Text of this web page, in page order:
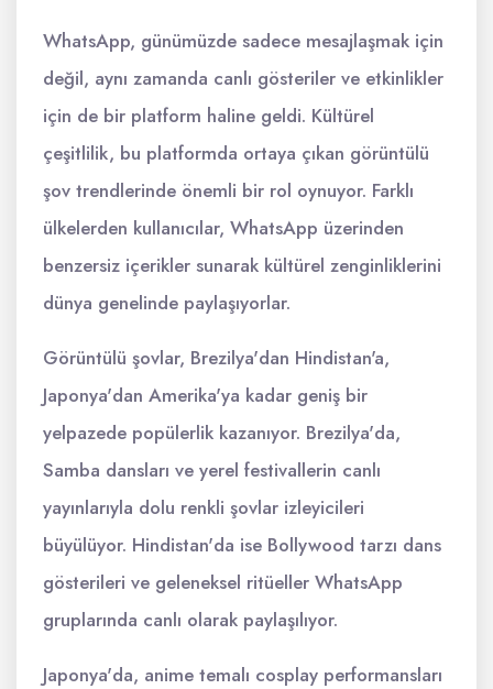
WhatsApp, günümüzde sadece mesajlaşmak için
değil, aynı zamanda canlı gösteriler ve etkinlikler
için de bir platform haline geldi. Kültürel
çeşitlilik, bu platformda ortaya çıkan görüntülü
şov trendlerinde önemli bir rol oynuyor. Farklı
ülkelerden kullanıcılar, WhatsApp üzerinden
benzersiz içerikler sunarak kültürel zenginliklerini
dünya genelinde paylaşıyorlar.
Görüntülü şovlar, Brezilya'dan Hindistan'a,
Japonya'dan Amerika'ya kadar geniş bir
yelpazede popülerlik kazanıyor. Brezilya'da,
Samba dansları ve yerel festivallerin canlı
yayınlarıyla dolu renkli şovlar izleyicileri
büyülüyor. Hindistan'da ise Bollywood tarzı dans
gösterileri ve geleneksel ritüeller WhatsApp
gruplarında canlı olarak paylaşılıyor.
Japonya'da, anime temalı cosplay performansları